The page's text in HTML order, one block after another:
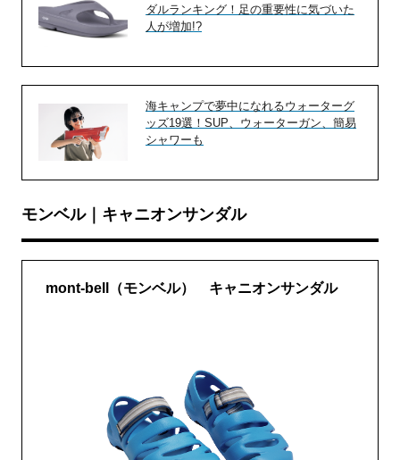
ダルランキング！足の重要性に気づいた
人が増加!?
海キャンプで夢中になれるウォーターグ
ッズ19選！SUP、ウォーターガン、簡易
シャワーも
モンベル｜キャニオンサンダル
mont-bell（モンベル） キャニオンサンダル